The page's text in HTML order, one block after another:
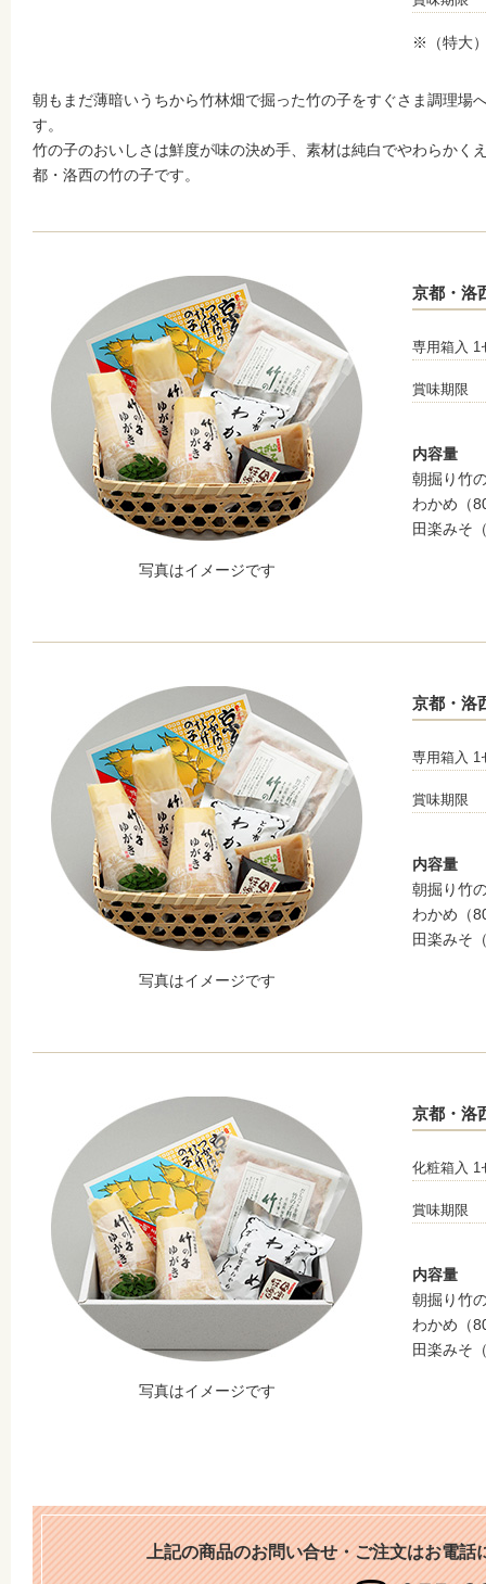
※（特大
朝もまだ薄暗いうちから竹林畑で掘った竹の子をすぐさま調理場
す。
竹の子のおいしさは鮮度が味の決め手、素材は純白でやわらかく
都・洛西の竹の子です。
写真はイメージです
京都・洛
専用箱入 1
賞味期限
内容量
朝掘り竹
わかめ（
田楽みそ
写真はイメージです
京都・洛
専用箱入 1
賞味期限
内容量
朝掘り竹
わかめ（
田楽みそ
写真はイメージです
京都・洛
化粧箱入 1
賞味期限
内容量
朝掘り竹
わかめ（
田楽みそ
上記の商品のお問い合せ・ご注文はお電話